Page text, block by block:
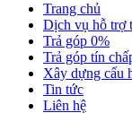
Trang chủ
Dịch vụ hỗ trợ
Trả góp 0%
Trả góp tín
Xây dựng cấu
Tin tức
Liên hệ